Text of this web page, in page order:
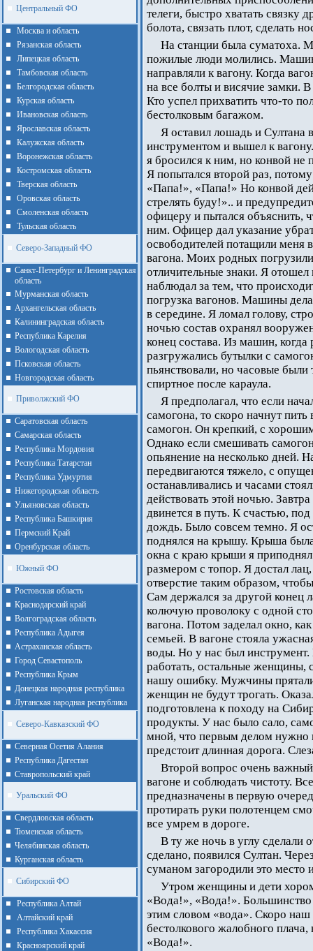
Центральный ФО
Москва и область
Рязанская область
Липецкая область
Тамбовская область
Белгородская область
Курская область
Ивановская область
Ярославская область
Калужская область
Воронежская область
Костромская область
Тверская область
Оровская область
Смоленская область
Тульская область
Северо-Западный ФО
Санкт-Петербург и Ленинградская
область
Мурманская область
Архангельская область
Калининградская область
Республика Карелия
Вологодская область
Псковская область
Новгородская область
Приволжский ФО
Cаратовская область
Cамарская область
Республика Мордовия
Республика Татарстан
Республика Удмуртия
Нижегородская область
Ульяновская область
Республика Башкирия
Пермский Край
Оренбурская область
Южный ФО
Ростовская область
Краснодарский край
Волгоградская область
Республика Адыгея
Астраханская область
Город Севастополь
Республика Крым
Донецкая народная республика
Луганская народная республика
Северо-Кавказский ФО
Северная Осетия Алания
Республика Дагестан
Ставропольский край
Уральский ФО
Cвердловская область
Тюменская область
Челябинская область
Курганская область
Сибирский ФО
Республика Алтай
Алтайcкий край
Республика Хакассия
Красноярский край
телеги, быстро хватать
болота, связать плот, сделать
На станции была суматоха.
пожилые люди молились.
направляли к вагону. Когда
на все болты и висячие замки.
Кто успел прихватить что-то
бестолковым багажом.
Я оставил лошадь и
инструментом и вышел к
я бросился к ним, но конвой не
Я попытался второй раз,
«Папа!», «Папа!» Но конвой
стрелять буду!».. и
офицеру и пытался объяснить,
ним. Офицер дал указание
освободителей потащили меня
вагона. Моих родных
отличительные знаки. Я отошел
наблюдал за тем, что
погрузка вагонов. Машины
в середине. Я ломал голову,
ночью состав охранял
конец состава. Из машин,
разгружались бутылки с
пьянствовали, но часовые
спиртное после караула.
Я предполагал, что если
самогона, то скоро начнут
самогон. Он крепкий, с
Однако если смешивать
опьянение на несколько дней.
передвигаются тяжело, с
останавливались и часами
действовать этой ночью.
двинется в путь. К счастью,
дождь. Было совсем темно. Я
поднялся на крышу. Крыша
окна с краю крыши я
размером с топор. Я достал
отверстие таким образом,
Сам держался за другой конец
колючую проволоку с одной
вагона. Потом заделал окно,
семьей. В вагоне стояла
воды. Но у нас был
работать, остальные женщины,
нашу ошибку. Мужчины
женщин не будут трогать.
подготовлена к походу на
продукты. У нас было сало,
мной, что первым делом нужно
предстоит длинная дорога.
Второй вопрос очень
вагоне и соблюдать чистоту.
предназначены в первую
протирать руки полотенцем
все умрем в дороге.
В ту же ночь в углу сделали
сделано, появился Султан.
суманом загородили это место
Утром женщины и дети
«Вода!», «Вода!». Большинство
этим словом «вода». Скоро наш
бестолкового жалобного
«Вода!».